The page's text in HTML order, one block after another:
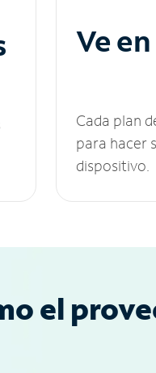
Ve
Cada plan
para hacer
dispositivo.
el